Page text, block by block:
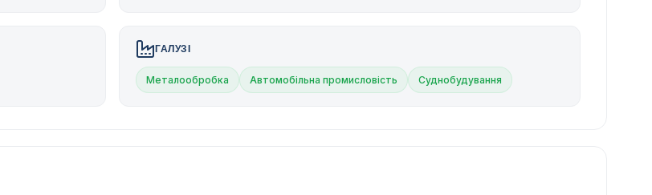
ГАЛУЗІ
Металообробка Автомобільна промисловість Суднобудування